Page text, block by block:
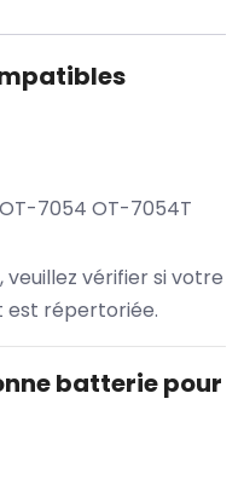
7054 OT-7054T
vérifier si votre
est répertoriée.
batterie pour